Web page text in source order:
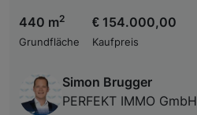
440 m2
Grundfläche
€ 154.000,00
Kaufpreis
Simon Brugger
PERFEKT IMMO GmbH